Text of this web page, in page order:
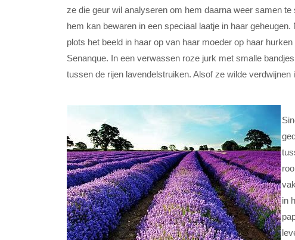
ze die geur wil analyseren om hem daarna weer samen
hem kan bewaren in een speciaal laatje in haar
plots het beeld in haar op van haar moeder op haar
Senanque. In een verwassen roze jurk met smalle
tussen de rijen lavendelstruiken. Alsof ze wilde verdwijnen
in